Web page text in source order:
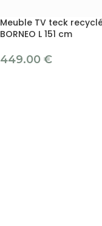
Meuble TV teck
BORNEO L 151 cm
449.00 €